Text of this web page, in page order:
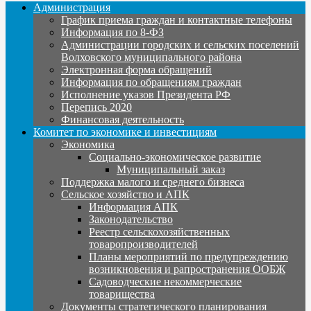
Администрация
График приема граждан и контактные телефоны
Информация по 8-ФЗ
Администрации городских и сельских поселений
Волховского муниципального района
Электронная форма обращений
Информация по обращениям граждан
Исполнение указов Президента РФ
Перепись 2020
Финансовая деятельность
Комитет по экономике и инвестициям
Экономика
Социально-экономическое развитие
Муниципальный заказ
Поддержка малого и среднего бизнеса
Сельское хозяйство и АПК
Информация АПК
Законодательство
Реестр сельскохозяйственных
товаропроизводителей
Планы мероприятий по предупреждению
возникновения и рапространения ООБЖ
Садоводческие некоммерческие
товарищества
Документы стратегического планирования